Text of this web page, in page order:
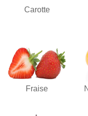
Carotte
Fraise